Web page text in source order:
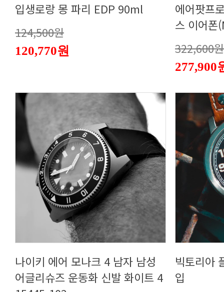
입생로랑 몽 파리 EDP 90ml
124,500원
120,770원
스 이어폰
322,600원
277,900
입